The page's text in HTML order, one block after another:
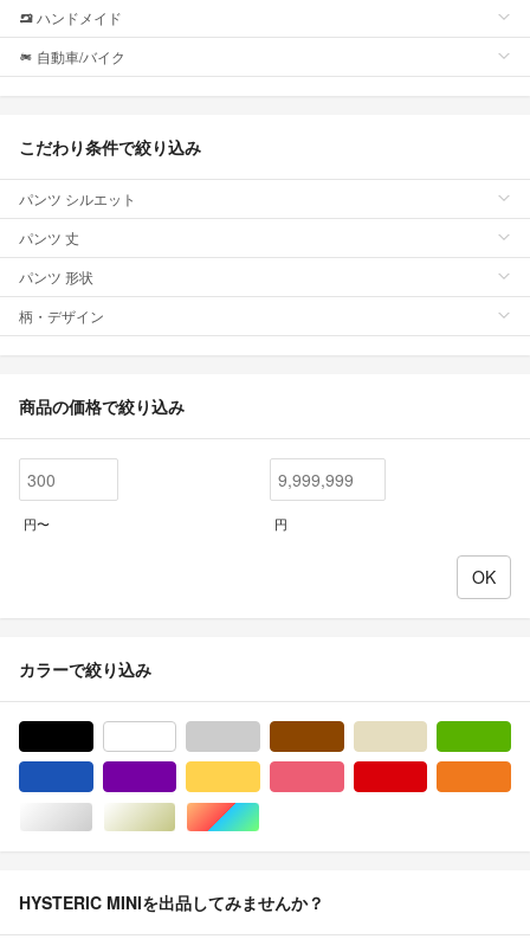
ハンドメイド
自動車/バイク
こだわり条件で絞り込み
パンツ シルエット
パンツ 丈
パンツ 形状
柄・デザイン
商品の価格で絞り込み
円〜 円
カラーで絞り込み
シルバー/銀色系ゴールド/金色系マルチカラー
HYSTERIC MINIを出品してみませんか？